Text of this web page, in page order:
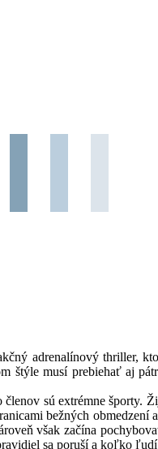
adrenalínový thriller,
štýle musí prebiehať aj
sú extrémne
bežných
však začína
sa poruší a koľko